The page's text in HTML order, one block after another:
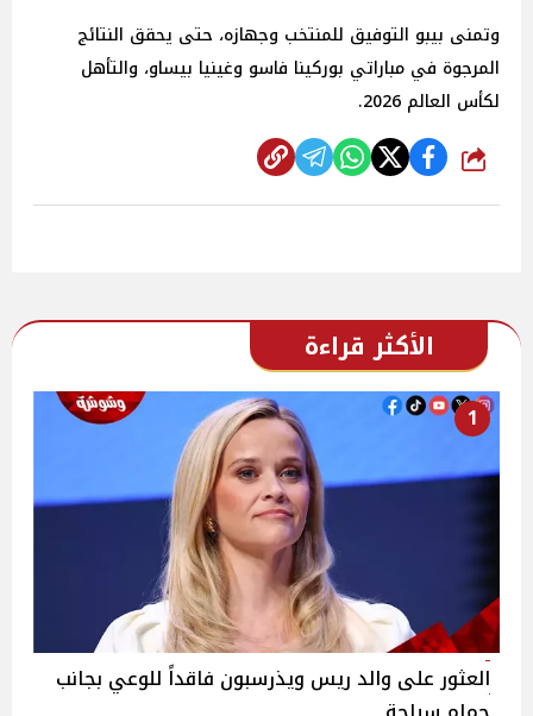
وتمنى بيبو ‏التوفيق للمنتخب وجهازه، حتى يحقق النتائج
المرجوة في مباراتي بوركينا فاسو وغينيا بيساو، ‏والتأهل
لكأس العالم 2026.‏
شارك
الأكثر قراءة
1
العثور على والد ريس ويذرسبون فاقداً للوعي بجانب